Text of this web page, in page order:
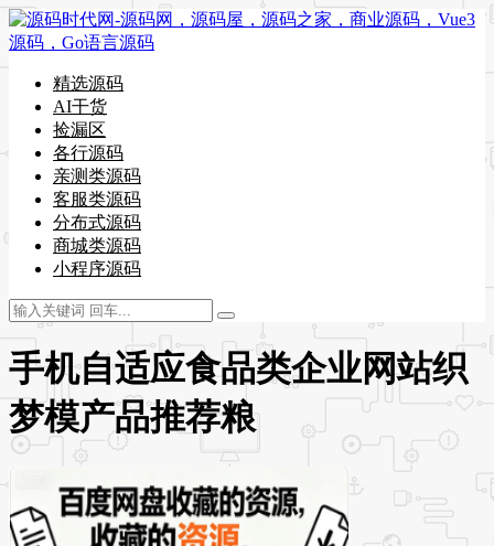
精选源码
AI干货
捡漏区
各行源码
亲测类源码
客服类源码
分布式源码
商城类源码
小程序源码
手机自适应食品类企业网站织
梦模产品推荐粮